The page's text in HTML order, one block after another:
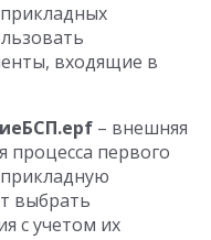
входящие в
– внешняя
процесса первого
выбрать
с учетом их